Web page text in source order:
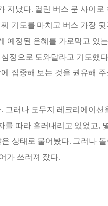
지났다. 열린 버스 문 사이로
기도를 마치고 버 스 가장 뒷
예정된 은혜를 가로막고 있
정으로 도와달라고 기도했
집중해 보는 것을 권유해 주
그러나 도무지 레크리에이션
를 따라 흘러내리고 있었고,
상태로 물어봤다. 그러나 돌
어가 쓰러져 잤다.